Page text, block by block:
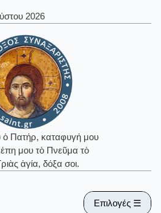
2026
ὁ Πατήρ, καταφυγή μου
μου τὸ Πνεῦμα τὸ
ἁγία, δόξα σοι.
Επιλογές ☰